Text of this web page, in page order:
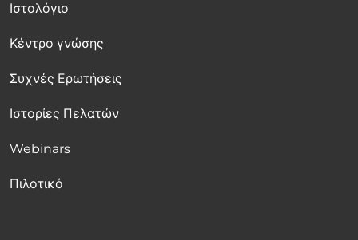
Ιστολόγιο
Κέντρο γνώσης
Συχνές Ερωτήσεις
Ιστορίες Πελατών
Webinars
Πιλοτικό